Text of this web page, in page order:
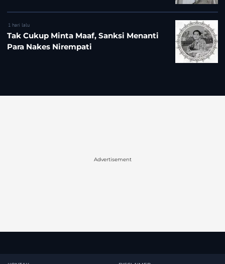
1 hari lalu
Tak Cukup Minta Maaf, Sanksi Menanti
Para Nakes Nirempati
Advertisement